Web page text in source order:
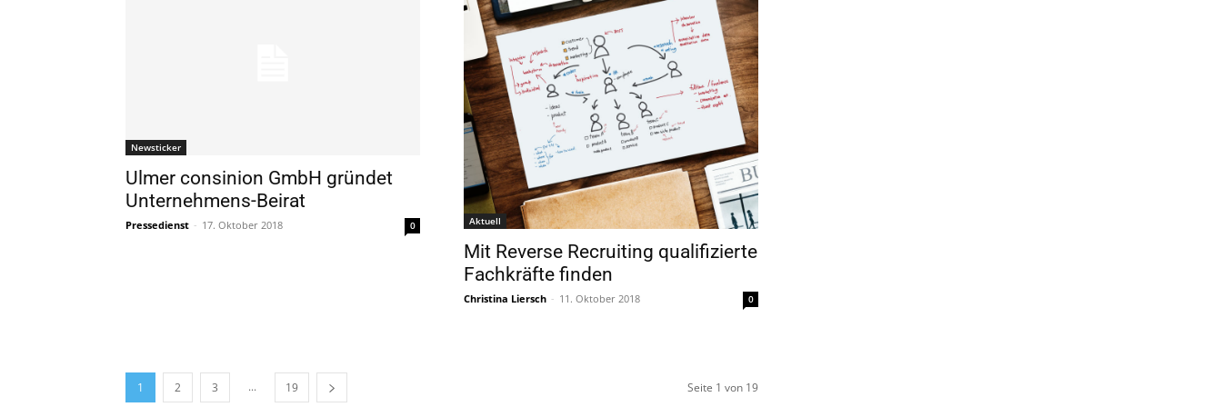
Newsticker
Ulmer consinion GmbH gründet
Unternehmens-Beirat
Pressedienst - 17. Oktober 2018 0 Aktuell
Mit Reverse Recruiting qualifizierte
Fachkräfte finden
Christina Liersch - 11. Oktober 2018 0
1 2 3 ... 19 Seite 1 von 19